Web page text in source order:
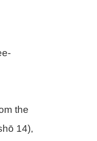
the
14),